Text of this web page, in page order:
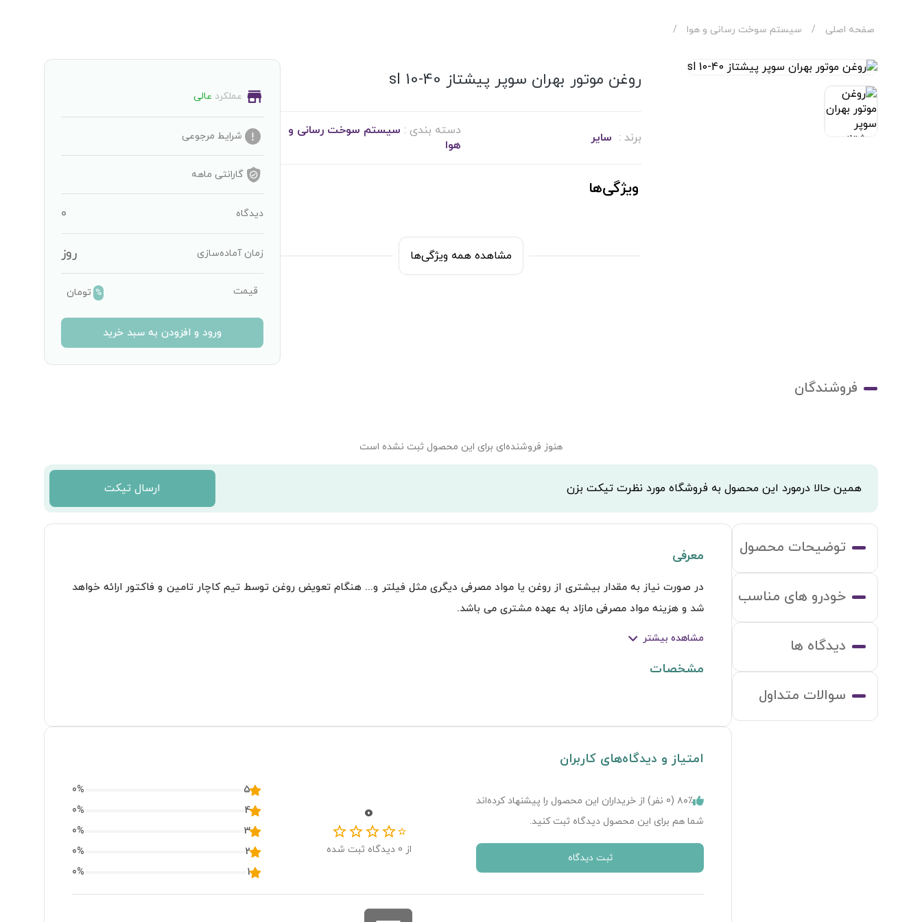
صفحه اصلی / سیستم سوخت رسانی و هوا /
روغن موتور بهران سوپر پیشتاز 40-10 sl
برند : سایر دسته بندی : سیستم سوخت رسانی و
هوا
ویژگی‌ها
مشاهده همه ویژگی‌ها
عملکرد عالی
شرایط مرجوعی
گارانتی ماهه
دیدگاه 0
زمان آماده‌سازی روز
قیمت % تومان
ورود و افزودن به سبد خرید
فروشندگان
هنوز فروشنده‌ای برای این محصول ثبت نشده است
همین حالا درمورد این محصول به فروشگاه مورد نظرت تیکت بزن ارسال تیکت
توضیحات محصول
خودرو های مناسب
دیدگاه ها
سوالات متداول
معرفی
شد و هزینه مواد مصرفی مازاد به عهده مشتری می باشد.
مشاهده بیشتر
مشخصات
امتیاز و دیدگاه‌های کاربران
۸۰٪ ( 0 نفر) از خریداران این محصول را پیشنهاد کرده‌اند
شما هم برای این محصول دیدگاه ثبت کنید.
ثبت دیدگاه
0
از 0 دیدگاه ثبت شده
5
0%
4
0%
3
0%
2
0%
1
0%